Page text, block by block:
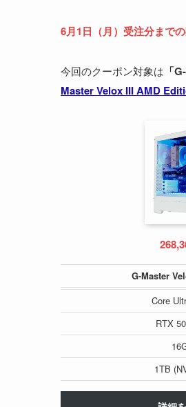
6月1日（月）受注分まで
今回のクーポン対象は 「
Master Velox III AMD
G-Master
Core
RTX
1TB